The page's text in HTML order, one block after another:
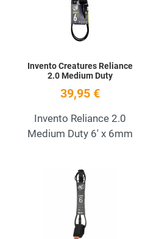
Invento Creatures Reliance
2.0 Medium Duty
39,95 €
Invento Reliance 2.0
Medium Duty 6' x 6mm
Add to Wishlist